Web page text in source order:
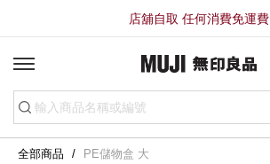
店舖自取 任何消費免運費
全部商品 PE儲物盒 大